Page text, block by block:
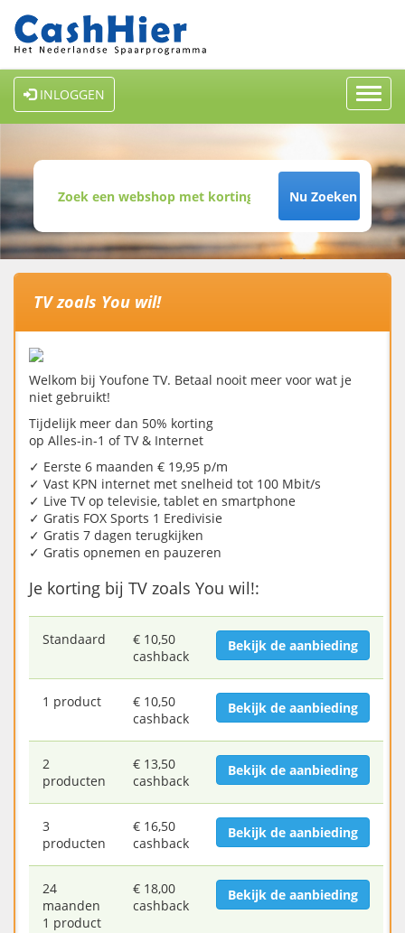
INLOGGEN
Nu Zoeken
TV zoals You wil!
Welkom bij Youfone TV. Betaal nooit meer voor wat je
niet gebruikt!
Tijdelijk meer dan 50% korting
op Alles-in-1 of TV & Internet
✓ Eerste 6 maanden € 19,95 p/m
✓ Vast KPN internet met snelheid tot 100 Mbit/s
✓ Live TV op televisie, tablet en smartphone
✓ Gratis FOX Sports 1 Eredivisie
✓ Gratis 7 dagen terugkijken
✓ Gratis opnemen en pauzeren
Je korting bij TV zoals You wil!:
Standaard
€ 10,50
cashback
Bekijk de aanbieding
1 product
€ 10,50
cashback
Bekijk de aanbieding
2
producten
€ 13,50
cashback
Bekijk de aanbieding
3
producten
€ 16,50
cashback
Bekijk de aanbieding
24
maanden
1 product
€ 18,00
cashback
Bekijk de aanbieding